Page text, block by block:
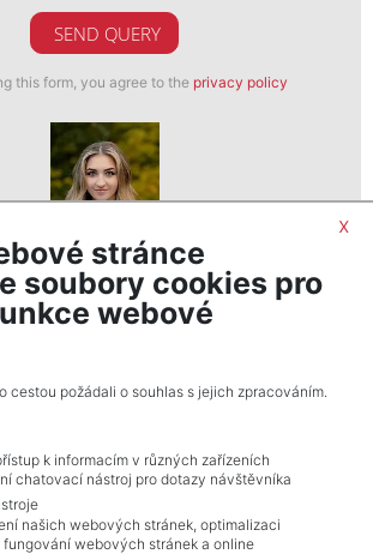
SEND QUERY
this form, you agree to the privacy policy
Veronika Vencová
realitní makléř
show nr.
MojePole.cz
1003/3, 11000, Praha
x
stránce
soubory cookies pro
webové
cestou požádali o souhlas s jejich zpracováním.
k informacím v různých zařízeních
chatovací nástroj pro dotazy návštěvníka
našich webových stránek, optimalizaci
fungování webových stránek a online